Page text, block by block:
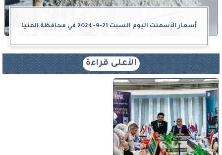
أسعار الأسمنت اليوم السبت 21-9-2024 في محافظة المنيا
الأعلى قراءة